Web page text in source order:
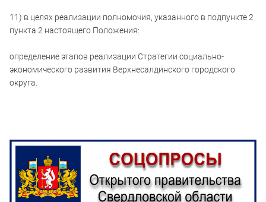
11) в целях реализации полномочия, указанного в подпункте 2
пункта 2 настоящего Положения:
определение этапов реализации Стратегии социально-
экономического развития Верхнесалдинского городского
округа.